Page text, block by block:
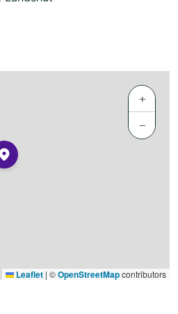
+
−
Leaflet | ©OpenStreetMapcontributors